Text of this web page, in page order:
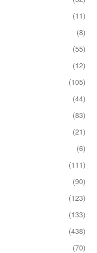
(11)
(8)
(55)
(12)
(105)
(44)
(83)
(21)
(6)
(111)
(90)
(123)
(133)
(438)
(70)